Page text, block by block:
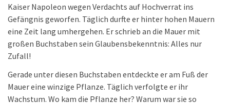
Kaiser Napoleon wegen Verdachts auf Hochverrat ins
Gefängnis geworfen. Täglich durfte er hinter hohen Mauern
eine Zeit lang umhergehen. Er schrieb an die Mauer mit
großen Buchstaben sein Glaubensbekenntnis: Alles nur
Zufall!
Gerade unter diesen Buchstaben entdeckte er am Fuß der
Mauer eine winzige Pflanze. Täglich verfolgte er ihr
Wachstum. Wo kam die Pflanze her? Warum war sie so